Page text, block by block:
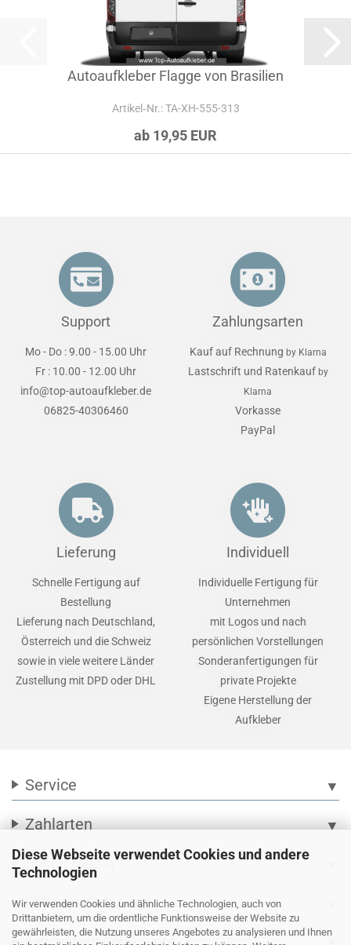
Diese Webseite verwendet Cookies und andere
Technologien
Wir verwenden Cookies und ähnliche Technologien, auch von
Drittanbietern, um die ordentliche Funktionsweise der Website zu
gewährleisten, die Nutzung unseres Angebotes zu analysieren und Ihnen
Autoaufkleber Flagge von Brasilien
Artikel‑Nr.: TA-XH-555-313
ab 19,95 EUR
Support
Mo - Do : 9.00 - 15.00 Uhr
Fr : 10.00 - 12.00 Uhr
info@top-autoaufkleber.de
06825-40306460
Zahlungsarten
Kauf auf Rechnung by Klarna
Lastschrift und Ratenkauf by
Klarna
Vorkasse
PayPal
Lieferung
Schnelle Fertigung auf
Bestellung
Lieferung nach Deutschland,
Österreich und die Schweiz
sowie in viele weitere Länder
Zustellung mit DPD oder DHL
Individuell
Individuelle Fertigung für
Unternehmen
mit Logos und nach
persönlichen Vorstellungen
Sonderanfertigungen für
private Projekte
Eigene Herstellung der
Aufkleber
Service ▼
Zahlarten ▼
Social Media
Wir versenden mit